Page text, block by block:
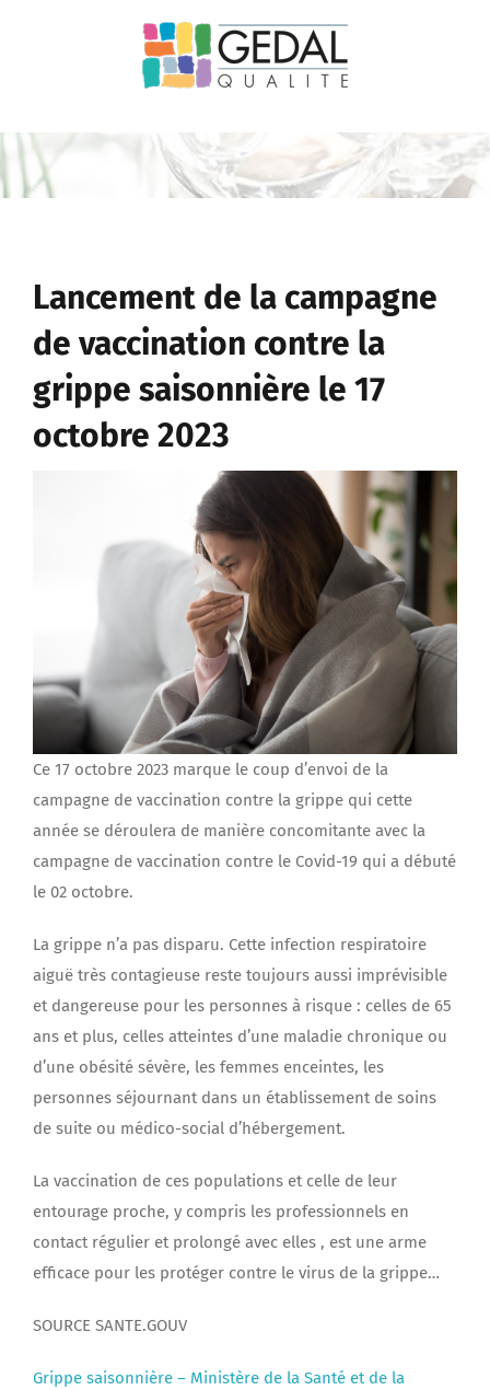
Lancement de la campagne
de vaccination contre la
grippe saisonnière le 17
octobre 2023
Ce 17 octobre 2023 marque le coup d’envoi de la
campagne de vaccination contre la grippe qui cette
année se déroulera de manière concomitante avec la
campagne de vaccination contre le Covid-19 qui a débuté
le 02 octobre.
La grippe n’a pas disparu. Cette infection respiratoire
aiguë très contagieuse reste toujours aussi imprévisible
et dangereuse pour les personnes à risque : celles de 65
ans et plus, celles atteintes d’une maladie chronique ou
d’une obésité sévère, les femmes enceintes, les
personnes séjournant dans un établissement de soins
de suite ou médico-social d’hébergement.
La vaccination de ces populations et celle de leur
entourage proche, y compris les professionnels en
contact régulier et prolongé avec elles , est une arme
efficace pour les protéger contre le virus de la grippe…
SOURCE SANTE.GOUV
Grippe saisonnière – Ministère de la Santé et de la